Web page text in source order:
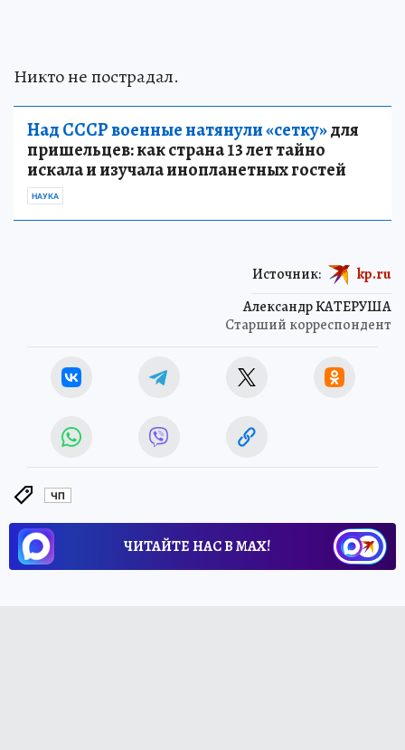
Никто не пострадал.
Над СССР военные натянули «сетку»для
пришельцев: как страна 13 лет тайно
искала и изучала инопланетных гостей
НАУКА
Александр КАТЕРУША
Старший корреспондент
Источник: kp.ru
ЧП
ЧИТАЙТЕ НАС В МАХ!